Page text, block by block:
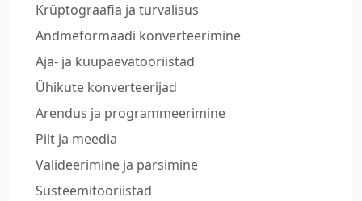
Krüptograafia ja turvalisus
Andmeformaadi konverteerimine
Aja- ja kuupäevatööriistad
Ühikute konverteerijad
Arendus ja programmeerimine
Pilt ja meedia
Valideerimine ja parsimine
Süsteemitööriistad